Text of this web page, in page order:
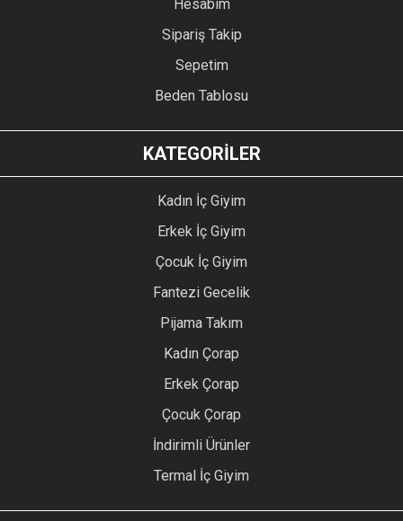
Hesabım
Sipariş Takip
Sepetim
Beden Tablosu
KATEGORİLER
Kadın İç Giyim
Erkek İç Giyim
Çocuk İç Giyim
Fantezi Gecelik
Pijama Takım
Kadın Çorap
Erkek Çorap
Çocuk Çorap
İndirimli Ürünler
Termal İç Giyim